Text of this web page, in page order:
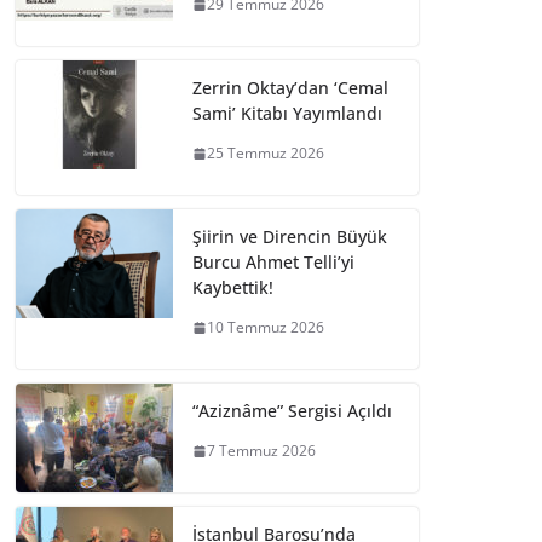
29 Temmuz 2026
Zerrin Oktay’dan ‘Cemal
Sami’ Kitabı Yayımlandı
25 Temmuz 2026
Şiirin ve Direncin Büyük
Burcu Ahmet Telli’yi
Kaybettik!
10 Temmuz 2026
“Aziznâme” Sergisi Açıldı
7 Temmuz 2026
İstanbul Barosu’nda